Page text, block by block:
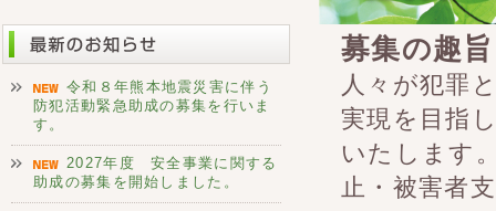
募集の趣旨
人々が犯罪
実現を目指
いたします
止・被害者
令和８年熊本地震災害に伴う
防犯活動緊急助成の募集を行いま
す。
2027年度 安全事業に関する
助成の募集を開始しました。